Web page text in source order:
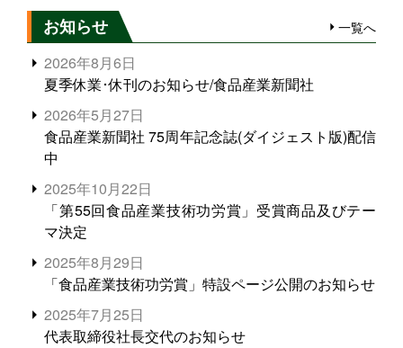
お知らせ 一覧へ
2026年8月6日
夏季休業･休刊のお知らせ/食品産業新聞社
2026年5月27日
食品産業新聞社 75周年記念誌(ダイジェスト版)配信
中
2025年10月22日
「第55回食品産業技術功労賞」受賞商品及びテー
マ決定
2025年8月29日
「食品産業技術功労賞」特設ページ公開のお知らせ
2025年7月25日
代表取締役社長交代のお知らせ